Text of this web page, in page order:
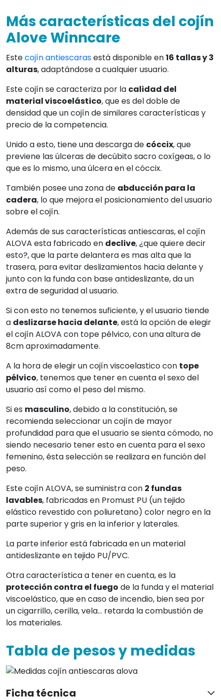
Más características del cojín
Alove Winncare
Estecojín antiescarasestá disponible en16 tallas y 3
alturas, adaptándose a cualquier usuario.
Este cojín se caracteriza por la calidad del
material viscoelástico, que es del doble de
densidad que un cojín de similares características y
precio de la competencia.
Unido a esto, tiene una descarga de cóccix, que
previene las úlceras de decúbito sacro coxígeas, o lo
que es lo mismo, una úlcera en el cóccix.
También posee una zona de abducción para la
cadera, lo que mejora el posicionamiento del usuario
sobre el cojín.
Además de sus características antiescaras, el cojín
ALOVA esta fabricado en declive, ¿que quiere decir
esto?, que la parte delantera es mas alta que la
trasera, para evitar deslizamientos hacia delante y
junto con la funda con base antideslizante, da un
extra de seguridad al usuario.
Si con esto no tenemos suficiente, y el usuario tiende
a deslizarse hacia delante, está la opción de elegir
el cojín ALOVA con tope pélvico, con una altura de
8cm aproximadamente.
A la hora de elegir un cojín viscoelastico con tope
pélvico, tenemos que tener en cuenta el sexo del
usuario así como el peso del mismo.
Si es masculino, debido a la constitución, se
recomienda seleccionar un cojín de mayor
profundidad para que el usuario se sienta cómodo, no
siendo necesario tener esto en cuenta para el sexo
femenino, ésta selección se realizara en función del
peso.
Este cojín ALOVA, se suministra con 2 fundas
lavables, fabricadas en Promust PU (un tejido
elástico revestido con poliuretano) color negro en la
parte superior y gris en la inferior y laterales.
La parte inferior está fabricada en un material
antideslizante en tejido PU/PVC.
Otra característica a tener en cuenta, es la
protección contra el fuego de la funda y el material
viscoelástico, que en caso de incendio, bien sea por
un cigarrillo, cerilla, vela… retarda la combustión de
los materiales.
Tabla de pesos y medidas
Ficha técnica